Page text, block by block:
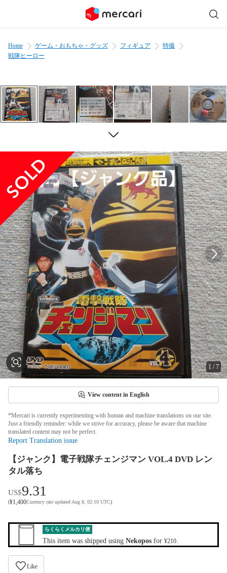
Home ゲーム・おもちゃ・グッズ フィギュア
特撮
戦隊ヒーロー
1 /7
View content in English
*Mercari is currently experimenting with human and machine translations on our site.
Just a friendly reminder: while we strive for accuracy, please be aware that machine
translated content may not be perfect.
Report Translation issue
【ジャンク】電子戦隊チェンジマン VOL.4 DVD レン
タル落ち
US$9.31
(¥1,400Currency rate updated Aug 8, 02:10 UTC)
らくらくメルカリ便
This item was shipped using Nekopos for ¥210
Like